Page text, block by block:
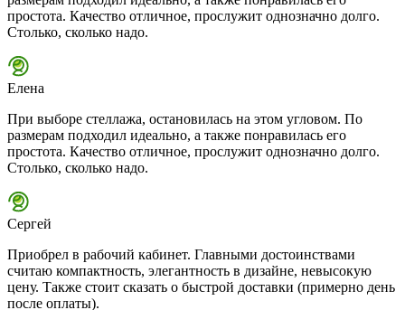
простота. Качество отличное, прослужит однозначно долго.
Столько, сколько надо.
Елена
При выборе стеллажа, остановилась на этом угловом. По
размерам подходил идеально, а также понравилась его
простота. Качество отличное, прослужит однозначно долго.
Столько, сколько надо.
Сергей
Приобрел в рабочий кабинет. Главными достоинствами
считаю компактность, элегантность в дизайне, невысокую
цену. Также стоит сказать о быстрой доставки (примерно день
после оплаты).